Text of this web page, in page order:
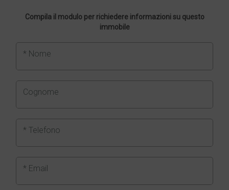
Compila il modulo per richiedere informazioni su questo
immobile
* Nome
Cognome
* Telefono
* Email